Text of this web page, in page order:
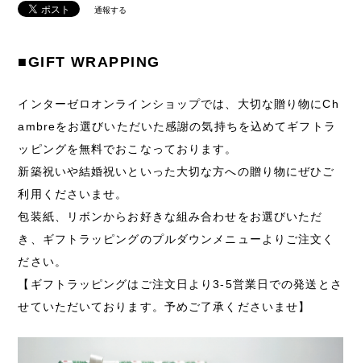
通報する
■GIFT WRAPPING
インターゼロオンラインショップでは、大切な贈り物にCh
ambreをお選びいただいた感謝の気持ちを込めてギフトラ
ッピングを無料でおこなっております。
新築祝いや結婚祝いといった大切な方への贈り物にぜひご
利用くださいませ。
包装紙、リボンからお好きな組み合わせをお選びいただ
き、ギフトラッピングのプルダウンメニューよりご注文く
ださい。
【ギフトラッピングはご注文日より3-5営業日での発送とさ
せていただいております。予めご了承くださいませ】